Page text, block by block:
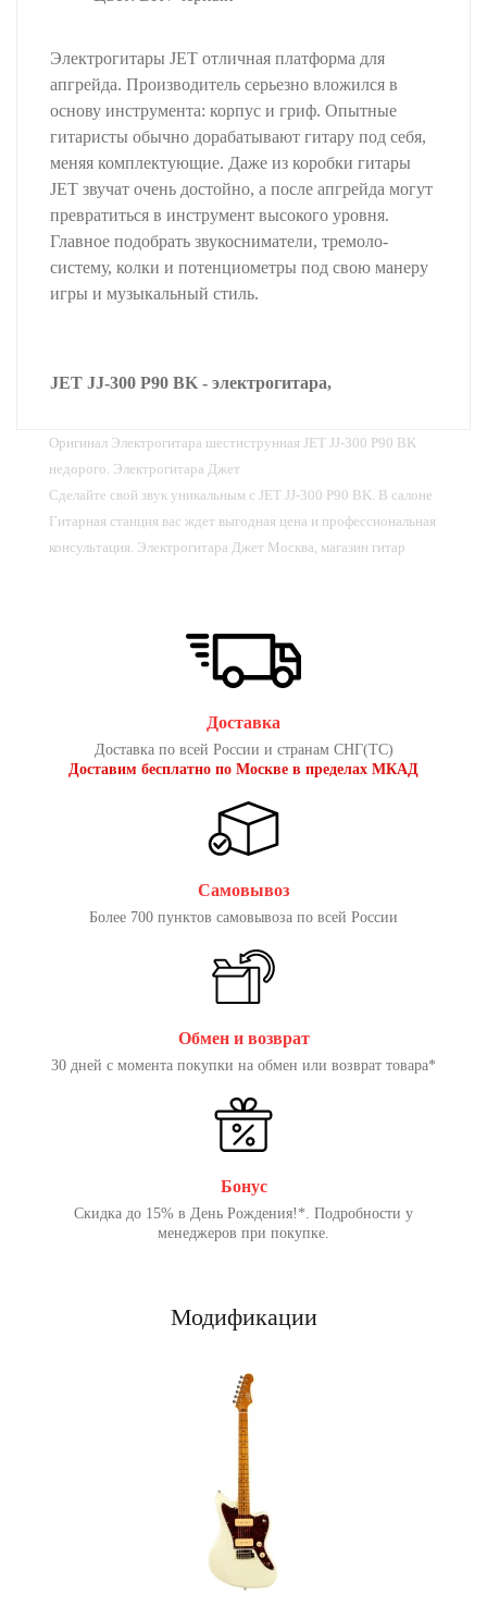
Электрогитары JET отличная платформа для
апгрейда. Производитель серьезно вложился в
основу инструмента: корпус и гриф. Опытные
гитаристы обычно дорабатывают гитару под себя,
меняя комплектующие. Даже из коробки гитары
JET звучат очень достойно, а после апгрейда могут
превратиться в инструмент высокого уровня.
Главное подобрать звукосниматели, тремоло-
систему, колки и потенциометры под свою манеру
игры и музыкальный стиль.
JET JJ-300 P90 BK - электрогитара,
Оригинал Электрогитара шестиструнная JET JJ-300 P90 BK
недорого. Электрогитара Джет
Сделайте свой звук уникальным с JET JJ-300 P90 BK. В салоне
Гитарная станция вас ждет выгодная цена и профессиональная
консультация. Электрогитара Джет Москва, магазин гитар
Доставка
Доставка по всей России и странам СНГ(ТС)
Доставим бесплатно по Москве в пределах МКАД
Самовывоз
Более 700 пунктов самовывоза по всей России
Обмен и возврат
30 дней с момента покупки на обмен или возврат товара*
Бонус
Скидка до 15% в День Рождения!*. Подробности у
менеджеров при покупке.
Модификации